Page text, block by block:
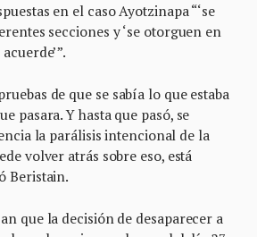
en el caso Ayotzinapa “‘se
secciones y ‘se otorguen en
de que se sabía lo que estaba
pasara. Y hasta que pasó, se
la parálisis intencional de la
volver atrás sobre eso, está
Beristain.
que la decisión de desaparecer a